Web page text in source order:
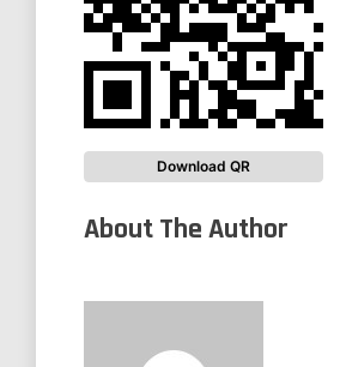
Download QR
About The Author